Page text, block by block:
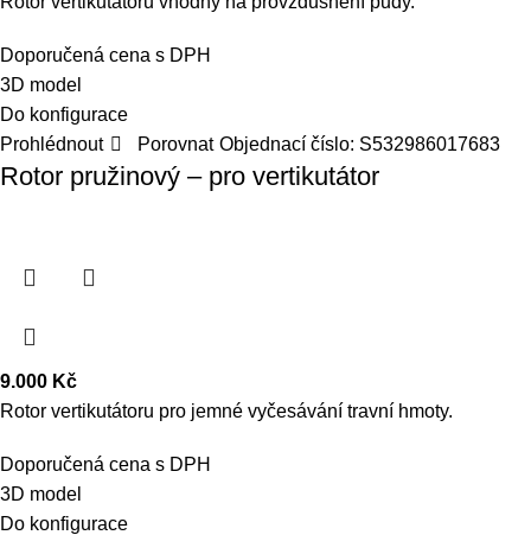
Doporučená cena s DPH
3D model
Do konfigurace
Prohlédnout
Porovnat Objednací číslo: S532986017683
Rotor pružinový – pro vertikutátor
9.000 Kč
Rotor vertikutátoru pro jemné vyčesávání travní hmoty.
Doporučená cena s DPH
3D model
Do konfigurace